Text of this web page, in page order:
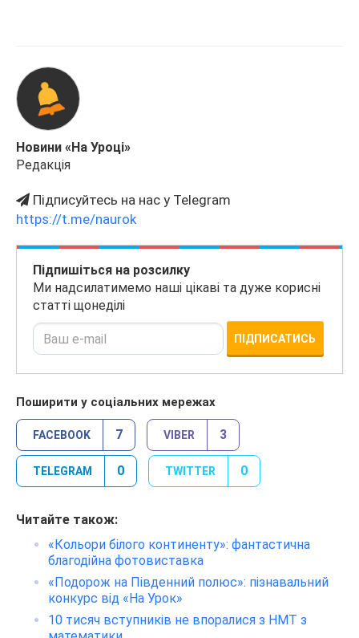
Новини «На Уроці»
Редакція
Підписуйтесь на нас у Telegram
https://t.me/naurok
Підпишіться на розсилку
Ми надсилатимемо наші цікаві та дуже корисні
статті щонеділі
ПІДПИСАТИСЬ
Поширити у соціальних мережах
FACEBOOK 7 VIBER 3
TELEGRAM 0 TWITTER 0
Читайте також:
«Кольори білого континенту»: фантастична
благодійна фотовиставка
«Подорож на Південний полюс»: пізнавальний
конкурс від «На Урок»
10 тисяч вступників не впоралися з НМТ з